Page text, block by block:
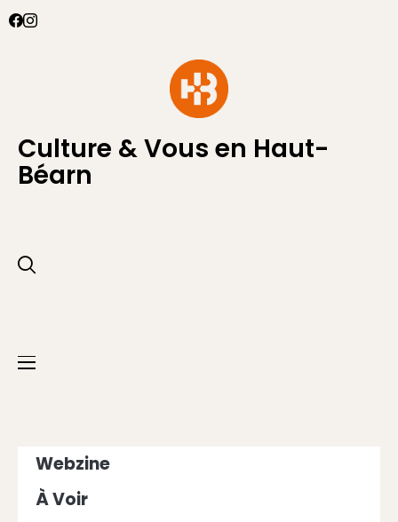
Culture & Vous en Haut-
Béarn
Webzine
À Voir